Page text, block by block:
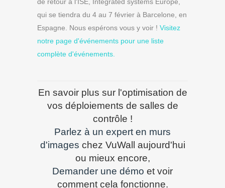
de retour à l'ISE, Integrated systems Europe,
qui se tiendra du 4 au 7 février à Barcelone, en
Espagne. Nous espérons vous y voir ! Visitez
notre page d'événements pour une liste
complète d'événements.
En savoir plus sur l'optimisation de
vos déploiements de salles de
contrôle !
Parlez à un expert en murs
d'images chez VuWall aujourd'hui
ou mieux encore,
Demander une démo et voir
comment cela fonctionne.